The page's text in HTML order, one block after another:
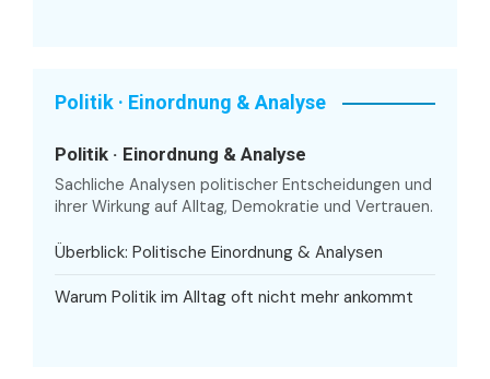
Politik · Einordnung & Analyse
Politik · Einordnung & Analyse
Sachliche Analysen politischer Entscheidungen und
ihrer Wirkung auf Alltag, Demokratie und Vertrauen.
Überblick: Politische Einordnung & Analysen
Warum Politik im Alltag oft nicht mehr ankommt